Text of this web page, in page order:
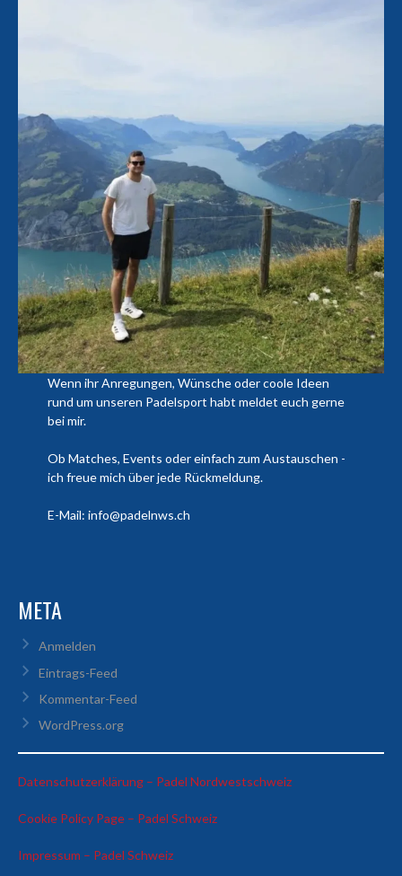
Wenn ihr Anregungen, Wünsche oder coole Ideen
rund um unseren Padelsport habt meldet euch gerne
bei mir.
Ob Matches, Events oder einfach zum Austauschen -
ich freue mich über jede Rückmeldung.
E-Mail: info@padelnws.ch
META
Anmelden
Eintrags-Feed
Kommentar-Feed
WordPress.org
Datenschutzerklärung – Padel Nordwestschweiz:
Cookie Policy Page – Padel Schweiz:
Impressum – Padel Schweiz: